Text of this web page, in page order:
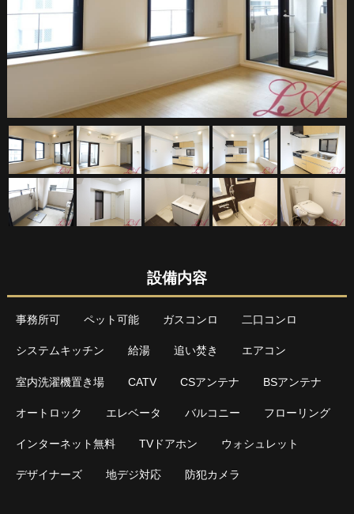
設備内容
事務所可 ペット可能 ガスコンロ 二口コンロ
システムキッチン 給湯 追い焚き エアコン
室内洗濯機置き場 CATV CSアンテナ BSアンテナ
オートロック エレベータ バルコニー フローリング
インターネット無料 TVドアホン ウォシュレット
デザイナーズ 地デジ対応 防犯カメラ